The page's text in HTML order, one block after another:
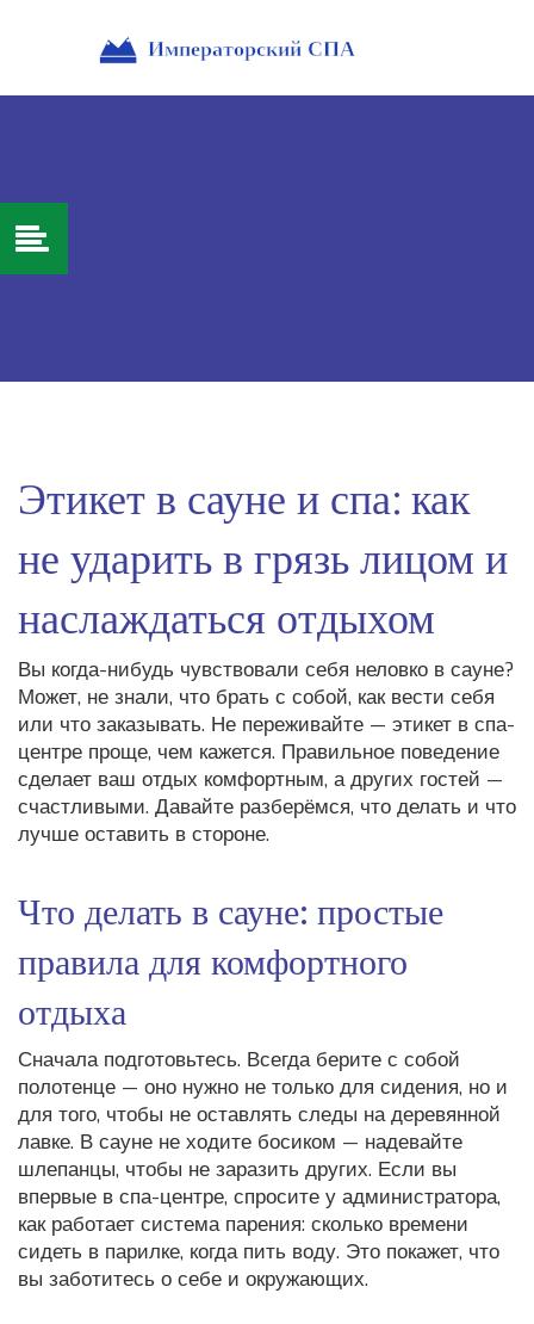
Этикет в сауне и спа: как
не ударить в грязь лицом и
наслаждаться отдыхом
Вы когда-нибудь чувствовали себя неловко в сауне?
Может, не знали, что брать с собой, как вести себя
или что заказывать. Не переживайте — этикет в спа-
центре проще, чем кажется. Правильное поведение
сделает ваш отдых комфортным, а других гостей —
счастливыми. Давайте разберёмся, что делать и что
лучше оставить в стороне.
Что делать в сауне: простые
правила для комфортного
отдыха
Сначала подготовьтесь. Всегда берите с собой
полотенце — оно нужно не только для сидения, но и
для того, чтобы не оставлять следы на деревянной
лавке. В сауне не ходите босиком — надевайте
шлепанцы, чтобы не заразить других. Если вы
впервые в спа-центре, спросите у администратора,
как работает система парения: сколько времени
сидеть в парилке, когда пить воду. Это покажет, что
вы заботитесь о себе и окружающих.